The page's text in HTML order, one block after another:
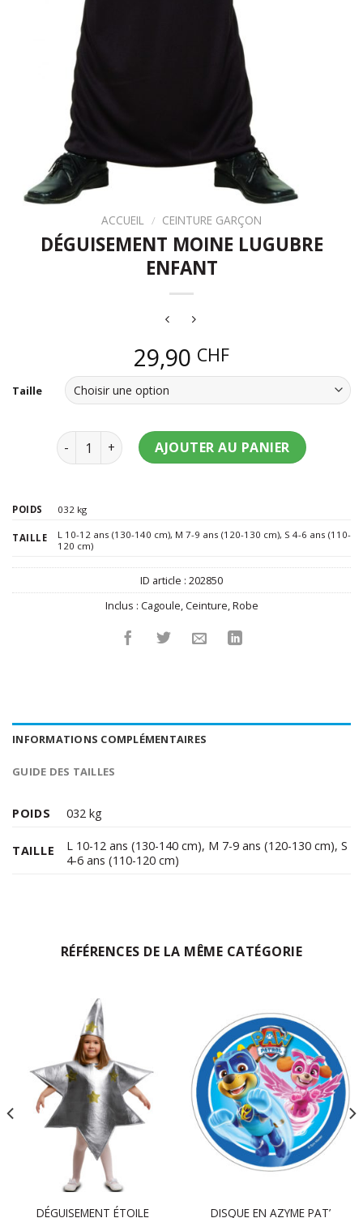
ACCUEIL / CEINTURE GARÇON
DÉGUISEMENT MOINE LUGUBRE
ENFANT
29,90 CHF
Taille
quantité de Déguisement moine lugubre enfant
AJOUTER AU PANIER
POIDS 032 kg
TAILLE L 10-12 ans (130-140 cm), M 7-9 ans (120-130 cm), S 4-6 ans (110-
120 cm)
ID article : 202850
Inclus : Cagoule,Ceinture,Robe
INFORMATIONS COMPLÉMENTAIRES
GUIDE DES TAILLES
POIDS 032 kg
TAILLE L 10-12 ans (130-140 cm), M 7-9 ans (120-130 cm),S
4-6 ans (110-120 cm)
RÉFÉRENCES DE LA MÊME CATÉGORIE
DÉGUISEMENT ÉTOILE DISQUE EN AZYME PAT’